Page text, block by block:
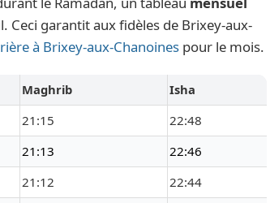
garantit aux fidèles de Brixey-aux-
à Brixey-aux-Chanoines pour le mois.
Maghrib
Isha
21:15
22:48
21:13
22:46
21:12
22:44